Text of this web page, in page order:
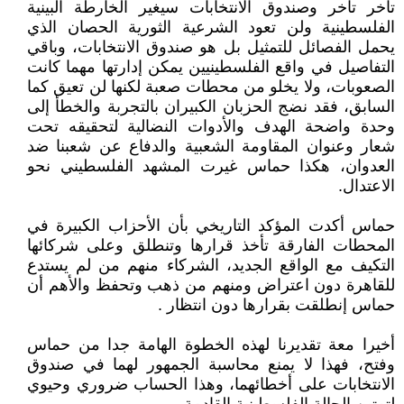
تأخر تأخر وصندوق الانتخابات سيغير الخارطة البينية
الفلسطينية ولن تعود الشرعية الثورية الحصان الذي
يحمل الفصائل للتمثيل بل هو صندوق الانتخابات، وباقي
التفاصيل في واقع الفلسطينيين يمكن إدارتها مهما كانت
الصعوبات، ولا يخلو من محطات صعبة لكنها لن تعيق كما
السابق، فقد نضج الحزبان الكبيران بالتجربة والخطأ إلى
وحدة واضحة الهدف والأدوات النضالية لتحقيقه تحت
شعار وعنوان المقاومة الشعبية والدفاع عن شعبنا ضد
العدوان، هكذا حماس غيرت المشهد الفلسطيني نحو
الاعتدال.
حماس أكدت المؤكد التاريخي بأن الأحزاب الكبيرة في
المحطات الفارقة تأخذ قرارها وتنطلق وعلى شركائها
التكيف مع الواقع الجديد، الشركاء منهم من لم يستدع
للقاهرة دون اعتراض ومنهم من ذهب وتحفظ والأهم أن
حماس إنطلقت بقرارها دون انتظار .
أخيرا معة تقديرنا لهذه الخطوة الهامة جدا من حماس
وفتح، فهذا لا يمنع محاسبة الجمهور لهما في صندوق
الانتخابات على أخطائهما، وهذا الحساب ضروري وحيوي